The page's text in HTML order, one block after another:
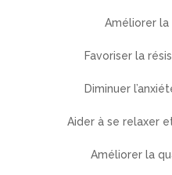
Améliorer
Favoriser la
Diminuer
Aider à se relaxer
Améliorer la